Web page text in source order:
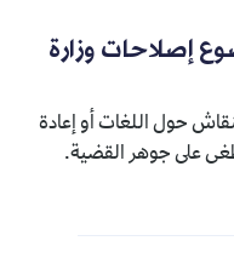
إصلاحات وزارة
حول اللغات أو إعادة
على جوهر القضية.